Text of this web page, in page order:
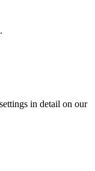
in detail on our